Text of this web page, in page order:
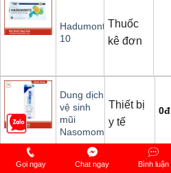
Hadumonte
10
Thuốc
kê đơn
Dung dịch
vệ sinh
mũi
Nasomom
Thiết bị
y tế
0đ
Gọi ngay Chat ngay Bình luận